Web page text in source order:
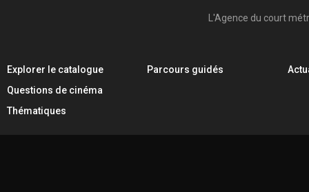
L'Agence du court
Explorer le catalogue
Questions de cinéma
Thématiques
Parcours guidés